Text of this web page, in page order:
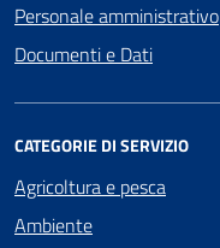
Personale amministrativo
Documenti e Dati
CATEGORIE DI SERVIZIO
Agricoltura e pesca
Ambiente